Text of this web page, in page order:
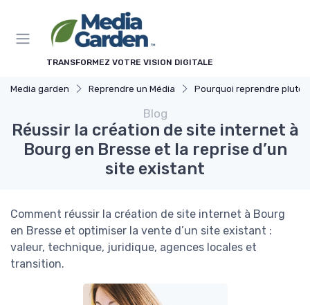
TRANSFORMEZ VOTRE VISION DIGITALE
Media garden Reprendre un Média Pourquoi reprendre plutôt que créer
Blog
Réussir la création de site internet à
Bourg en Bresse et la reprise d’un
site existant
Comment réussir la création de site internet à Bourg
en Bresse et optimiser la vente d’un site existant :
valeur, technique, juridique, agences locales et
transition.